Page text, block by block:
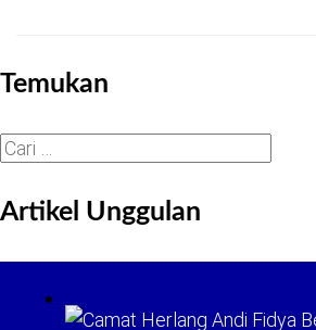
Temukan
Cari
Artikel Unggulan